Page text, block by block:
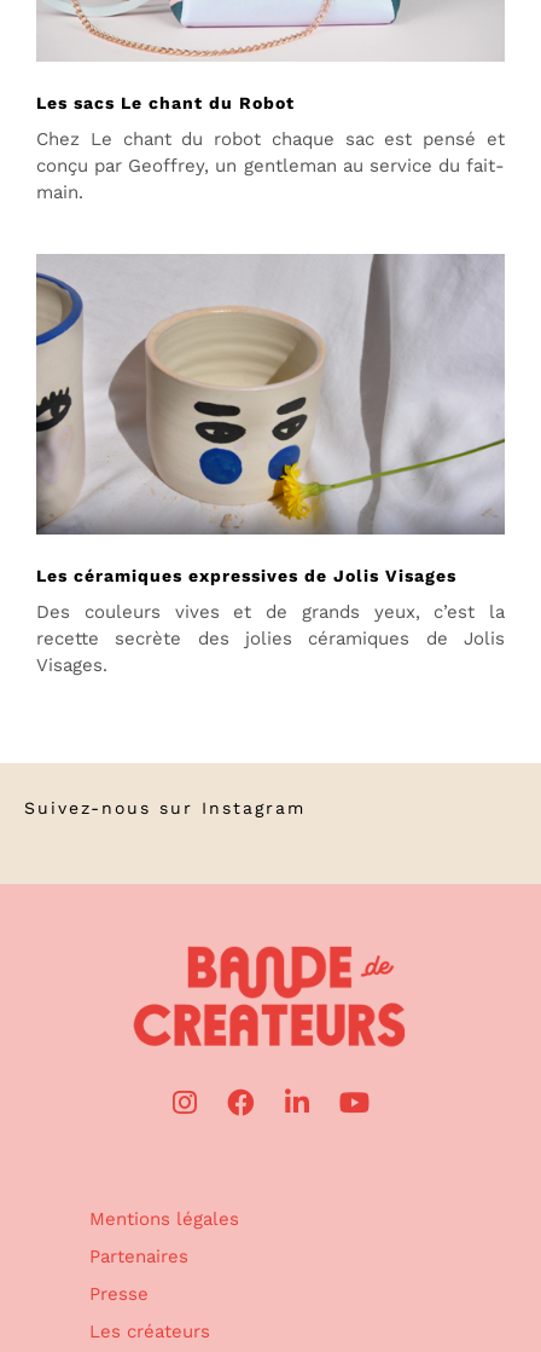
Les sacs Le chant du Robot
Chez Le chant du robot chaque sac est pensé et
conçu par Geoffrey, un gentleman au service du fait-
main.
Les céramiques expressives de Jolis Visages
Des couleurs vives et de grands yeux, c’est la
recette secrète des jolies céramiques de Jolis
Visages.
Suivez-nous sur Instagram
Mentions légales
Partenaires
Presse
Les créateurs